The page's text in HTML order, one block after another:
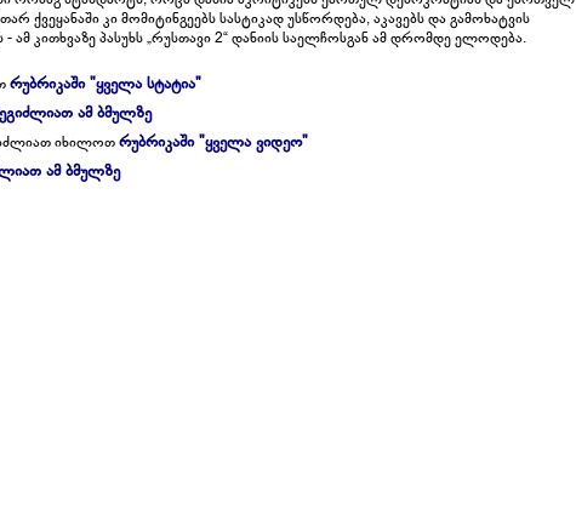
ქვეყანაში კი მომიტინგეებს სასტიკად უსწორდება, აკავებს და გამოხატვის
ამ კითხვაზე პასუხს „რუსთავი 2“ დანიის საელჩოსგან ამ დრომდე ელოდება.
რუბრიკაში "ყველა სტატია"
ამ ბმულზე
იხილოთრუბრიკაში "ყველა ვიდეო"
ამ ბმულზე